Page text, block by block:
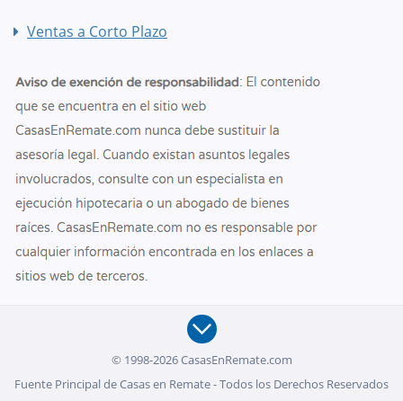
Ventas a Corto Plazo
© 1998-2026 CasasEnRemate.com
Fuente Principal de Casas en Remate - Todos los Derechos Reservados